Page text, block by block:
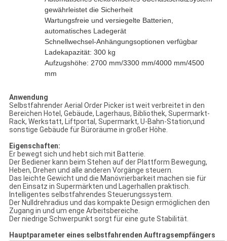
gewährleistet die Sicherheit
Wartungsfreie und versiegelte Batterien,
automatisches Ladegerät
Schnellwechsel-Anhängungsoptionen verfügbar
Ladekapazität: 300 kg
Aufzugshöhe: 2700 mm/3300 mm/4000 mm/4500
mm
Anwendung
Selbstfahrender Aerial Order Picker ist weit verbreitet in den
Bereichen Hotel, Gebäude, Lagerhaus, Bibliothek, Supermarkt-
Rack, Werkstatt, Liftportal, Supermarkt, U-Bahn-Station,und
sonstige Gebäude für Büroräume in großer Höhe.
Eigenschaften:
Er bewegt sich und hebt sich mit Batterie.
Der Bediener kann beim Stehen auf der Plattform Bewegung,
Heben, Drehen und alle anderen Vorgänge steuern.
Das leichte Gewicht und die Manövrierbarkeit machen sie für
den Einsatz in Supermärkten und Lagerhallen praktisch.
Intelligentes selbstfahrendes Steuerungssystem.
Der Nulldrehradius und das kompakte Design ermöglichen den
Zugang in und um enge Arbeitsbereiche.
Der niedrige Schwerpunkt sorgt für eine gute Stabilität.
Hauptparameter eines selbstfahrenden Auftragsempfängers